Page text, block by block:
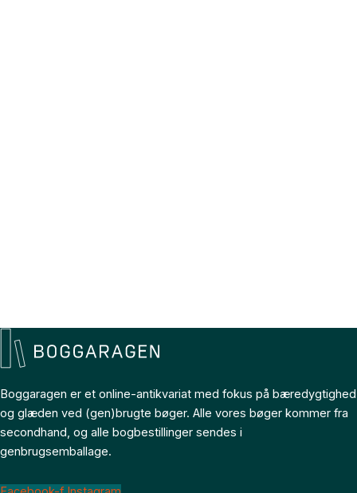
Boggaragen er et online-antikvariat med fokus på bæredygtighed
og glæden ved (gen)brugte bøger. Alle vores bøger kommer fra
secondhand, og alle bogbestillinger sendes i
genbrugsemballage.